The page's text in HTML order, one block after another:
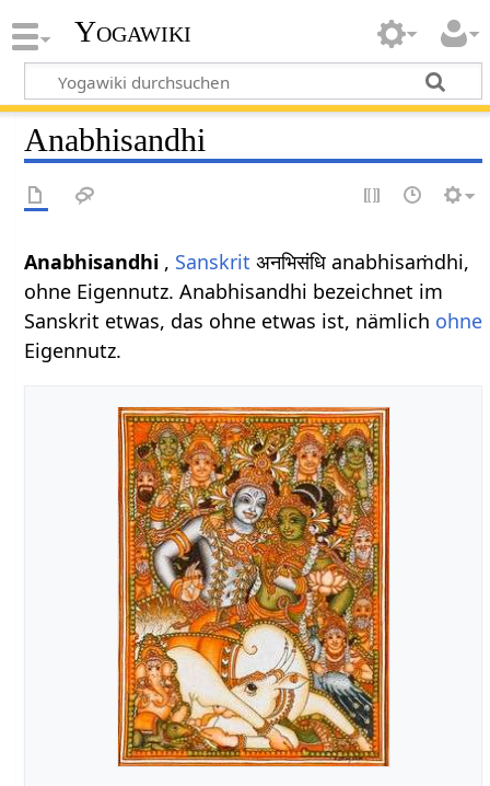
Yogawiki
Anabhisandhi
Anabhisandhi , Sanskrit अनभिसंधि anabhisaṁdhi,
ohne Eigennutz. Anabhisandhi bezeichnet im
Sanskrit etwas, das ohne etwas ist, nämlich ohne
Eigennutz.